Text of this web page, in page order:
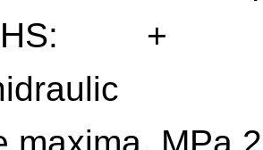
+
maxima, MPa